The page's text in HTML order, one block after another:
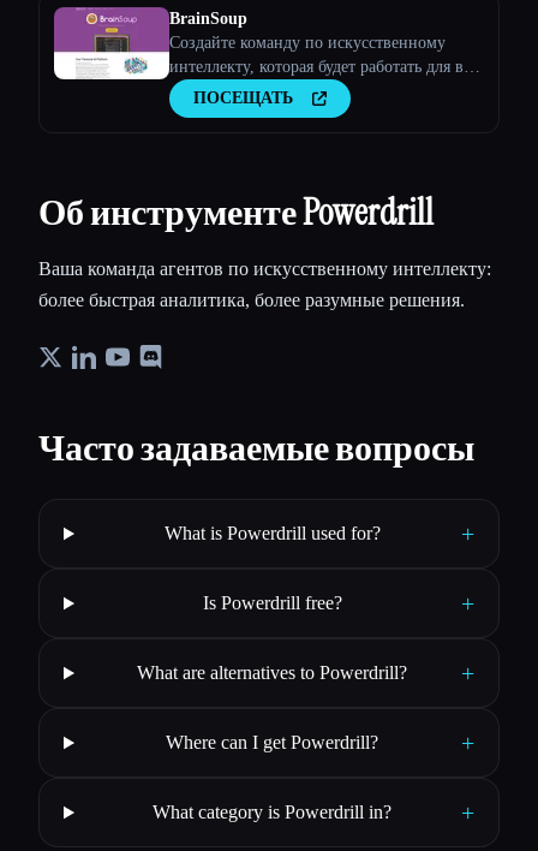
платформы.
BrainSoup
Создайте команду по искусственному
интеллекту, которая будет работать для вас
на вашем ПК
ПОСЕЩАТЬ
Об инструменте Powerdrill
Ваша команда агентов по искусственному интеллекту:
более быстрая аналитика, более разумные решения.
Часто задаваемые вопросы
What is Powerdrill used for? +
Is Powerdrill free? +
What are alternatives to Powerdrill? +
Where can I get Powerdrill? +
What category is Powerdrill in? +